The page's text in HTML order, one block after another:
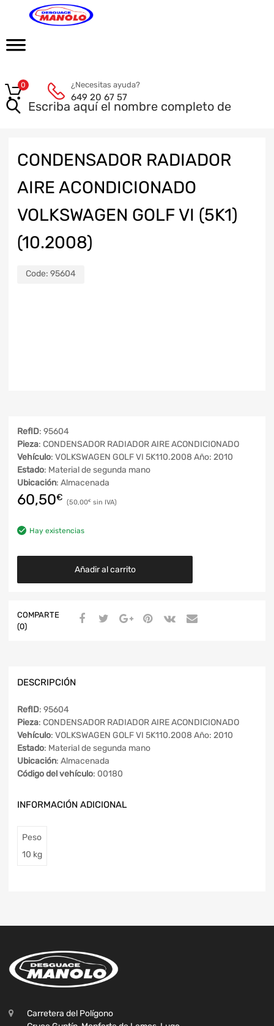
¿Necesitas ayuda?
649 20 67 57
0
CONDENSADOR RADIADOR
AIRE ACONDICIONADO
VOLKSWAGEN GOLF VI (5K1)
(10.2008)
Code: 95604
RefID: 95604
Pieza: CONDENSADOR RADIADOR AIRE ACONDICIONADO
Vehículo: VOLKSWAGEN GOLF VI 5K110.2008 Año: 2010
Estado: Material de segunda mano
Ubicación: Almacenada
60,50€ 50,00€
Hay existencias
Añadir al carrito
COMPARTE
(0)
DESCRIPCIÓN
RefID: 95604
Pieza: CONDENSADOR RADIADOR AIRE ACONDICIONADO
Vehículo: VOLKSWAGEN GOLF VI 5K110.2008 Año: 2010
Estado: Material de segunda mano
Ubicación: Almacenada
Código del vehículo: 00180
INFORMACIÓN ADICIONAL
Peso
10 kg
Carretera del Polígono